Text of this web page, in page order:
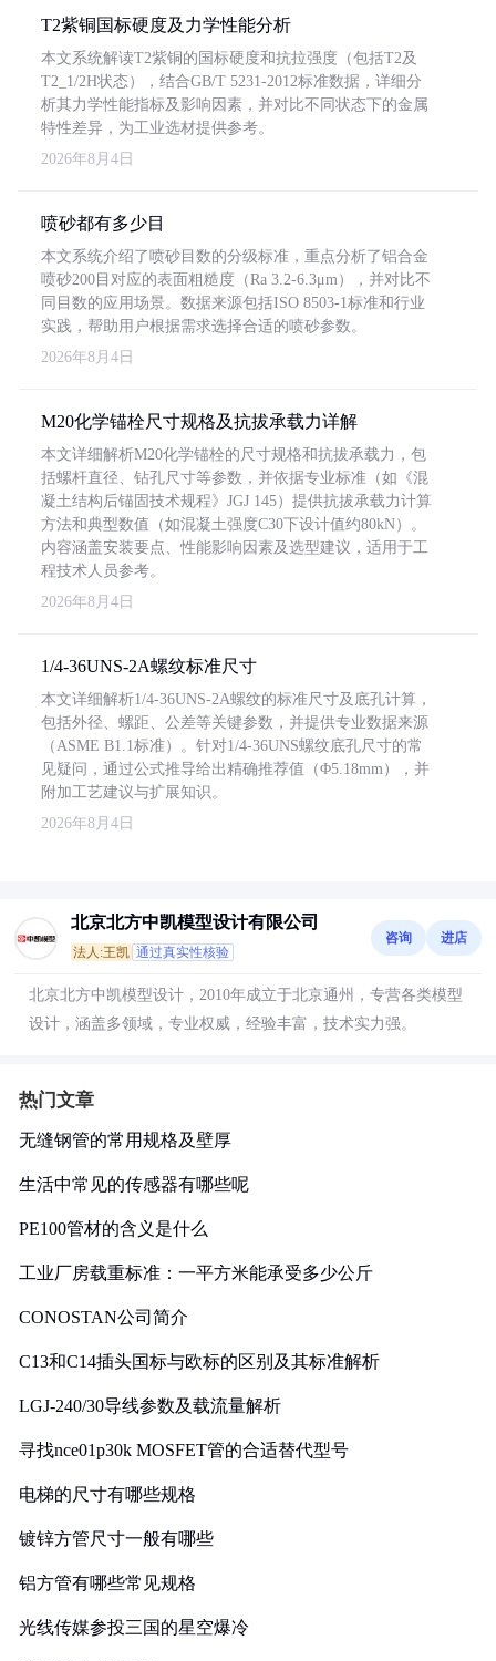
T2紫铜国标硬度及力学性能分析
本文系统解读T2紫铜的国标硬度和抗拉强度（包括T2及
T2_1/2H状态），结合GB/T 5231-2012标准数据，详细分
析其力学性能指标及影响因素，并对比不同状态下的金属
特性差异，为工业选材提供参考。
2026年8月4日
喷砂都有多少目
本文系统介绍了喷砂目数的分级标准，重点分析了铝合金
喷砂200目对应的表面粗糙度（Ra 3.2-6.3μm），并对比不
同目数的应用场景。数据来源包括ISO 8503-1标准和行业
实践，帮助用户根据需求选择合适的喷砂参数。
2026年8月4日
M20化学锚栓尺寸规格及抗拔承载力详解
本文详细解析M20化学锚栓的尺寸规格和抗拔承载力，包
括螺杆直径、钻孔尺寸等参数，并依据专业标准（如《混
凝土结构后锚固技术规程》JGJ 145）提供抗拔承载力计算
方法和典型数值（如混凝土强度C30下设计值约80kN）。
内容涵盖安装要点、性能影响因素及选型建议，适用于工
程技术人员参考。
2026年8月4日
1/4-36UNS-2A螺纹标准尺寸
本文详细解析1/4-36UNS-2A螺纹的标准尺寸及底孔计算，
包括外径、螺距、公差等关键参数，并提供专业数据来源
（ASME B1.1标准）。针对1/4-36UNS螺纹底孔尺寸的常
见疑问，通过公式推导给出精确推荐值（Φ5.18mm），并
附加工艺建议与扩展知识。
2026年8月4日
北京北方中凯模型设计有限公司
法人:王凯 通过真实性核验
咨询 进店
北京北方中凯模型设计，2010年成立于北京通州，专营各类模型
设计，涵盖多领域，专业权威，经验丰富，技术实力强。
热门文章
无缝钢管的常用规格及壁厚
生活中常见的传感器有哪些呢
PE100管材的含义是什么
工业厂房载重标准：一平方米能承受多少公斤
CONOSTAN公司简介
C13和C14插头国标与欧标的区别及其标准解析
LGJ-240/30导线参数及载流量解析
寻找nce01p30k MOSFET管的合适替代型号
电梯的尺寸有哪些规格
镀锌方管尺寸一般有哪些
铝方管有哪些常见规格
光线传媒参投三国的星空爆冷